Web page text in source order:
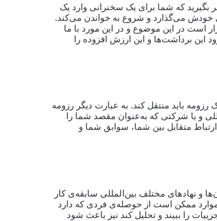
بگیرید که شما برای یک سخنرانی وارد یک
خودش می‌گذارد و شروع به خواندن می‌کند.
است در این موضوع و در این مورد با ما
این برداشت‌ها و این ارزش افزوده را
باید منتقل کند. به عبارت دیگر رزومه
و یا شرکتی که به‌عنوان مقصد شما را
متقابل بین شما، سوابق شما و
و نهادهای مختلف بین‌المللی سابقه‌ی کار
موارد ممکن است از حوصله‌ی فردی که دارد
را ببیند و تحلیل کند نیز باعث شود